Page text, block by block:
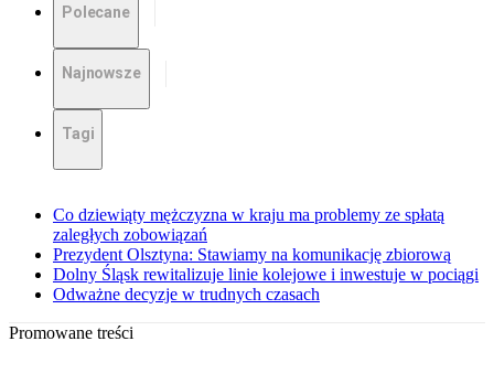
Polecane
Najnowsze
Tagi
Co dziewiąty mężczyzna w kraju ma problemy ze spłatą
zaległych zobowiązań
Prezydent Olsztyna: Stawiamy na komunikację zbiorową
Dolny Śląsk rewitalizuje linie kolejowe i inwestuje w pociągi
Odważne decyzje w trudnych czasach
Promowane treści